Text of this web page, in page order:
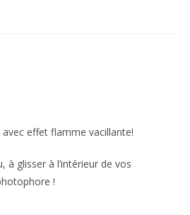
effet flamme vacillante!
à glisser à l’intérieur de vos
!